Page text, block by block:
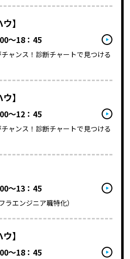
】
～18：45
ャンス！診断チャートで見つける
】
～12：45
ャンス！診断チャートで見つける
～13：45
エンジニア職特化）
】
～18：45